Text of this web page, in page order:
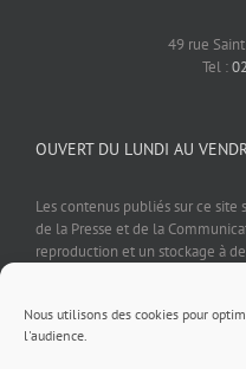
Nous utilisons des cookies pour
l'audience.
49 rue
Tel :
OUVERT DU LUNDI AU
Les contenus publiés sur ce
de la Presse et de la
reproduction et un stockage à